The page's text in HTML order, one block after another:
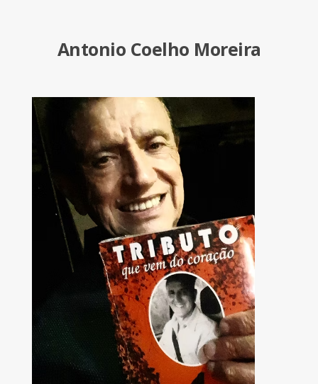
Antonio Coelho Moreira